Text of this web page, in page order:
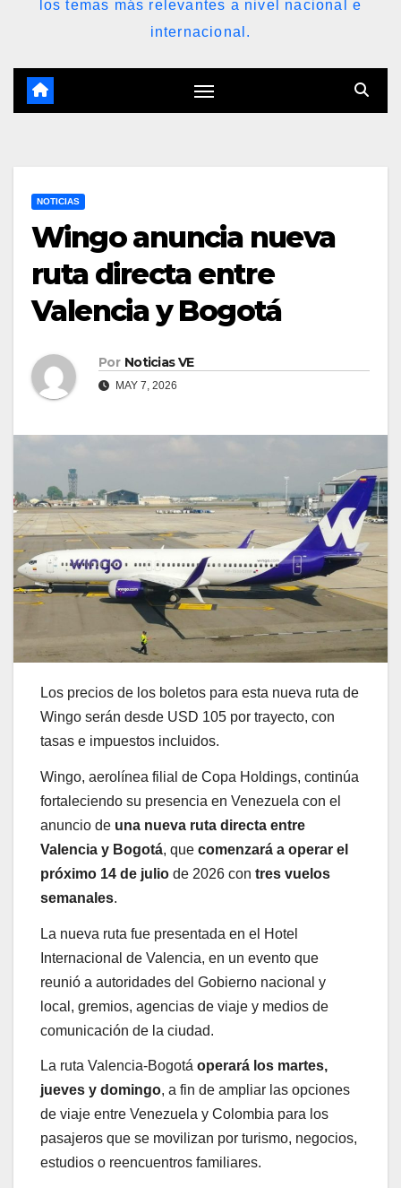
los temas más relevantes a nivel nacional e
internacional.
NOTICIAS
Wingo anuncia nueva
ruta directa entre
Valencia y Bogotá
Por Noticias VE
MAY 7, 2026
Los precios de los boletos para esta nueva ruta de
Wingo serán desde USD 105 por trayecto, con
tasas e impuestos incluidos.
Wingo, aerolínea filial de Copa Holdings, continúa
fortaleciendo su presencia en Venezuela con el
anuncio de una nueva ruta directa entre
Valencia y Bogotá, que comenzará a operar el
próximo 14 de julio de 2026 con tres vuelos
semanales.
La nueva ruta fue presentada en el Hotel
Internacional de Valencia, en un evento que
reunió a autoridades del Gobierno nacional y
local, gremios, agencias de viaje y medios de
comunicación de la ciudad.
La ruta Valencia-Bogotá operará los martes,
jueves y domingo, a fin de ampliar las opciones
de viaje entre Venezuela y Colombia para los
pasajeros que se movilizan por turismo, negocios,
estudios o reencuentros familiares.